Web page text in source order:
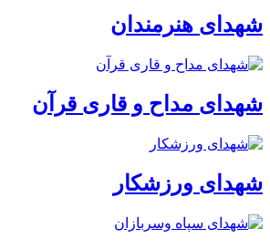
شهدای هنرمندان
شهدای مداح و قاری قرآن
شهدای ورزشکار